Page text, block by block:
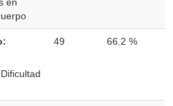
49 66.2 %